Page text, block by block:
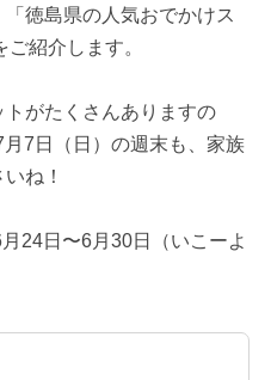
徳島県の人気おでかけス
紹介します。
がたくさんありますの
7日（日）の週末も、家族
ね！
24日〜6月30日（いこーよ